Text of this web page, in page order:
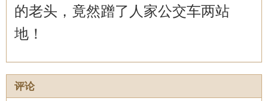
的老头，竟然蹭了人家公交车两站
地！
评论